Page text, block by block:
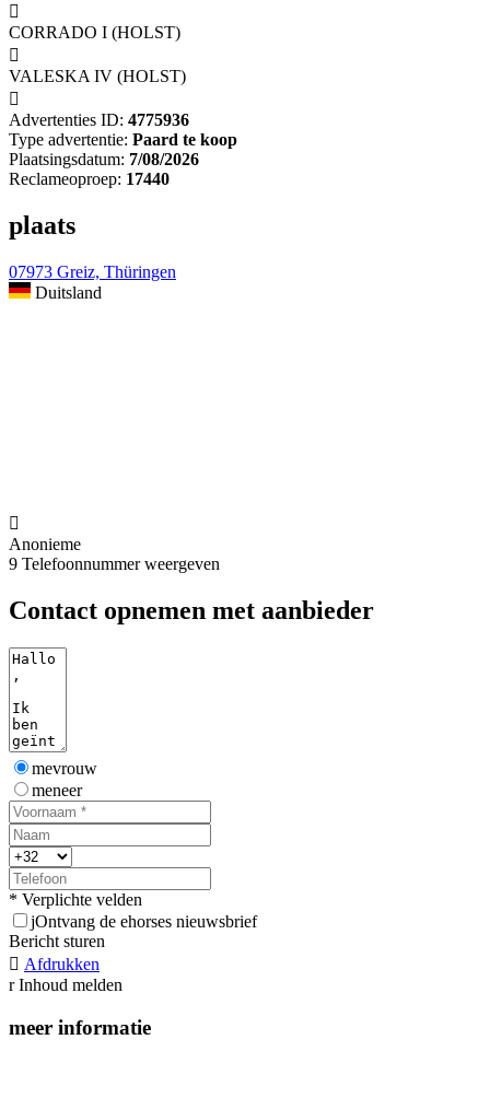

CORRADO I (HOLST)

VALESKA IV (HOLST)

Advertenties ID: 4775936
Type advertentie: Paard te koop
Plaatsingsdatum: 7/08/2026
Reclameoproep: 17440
plaats
07973 Greiz, Thüringen
Duitsland

Anonieme
9 Telefoonnummer weergeven
Contact opnemen met aanbieder
mevrouw
meneer
* Verplichte velden
jOntvang de ehorses nieuwsbrief
Bericht sturen
 Afdrukken
r Inhoud melden
meer informatie